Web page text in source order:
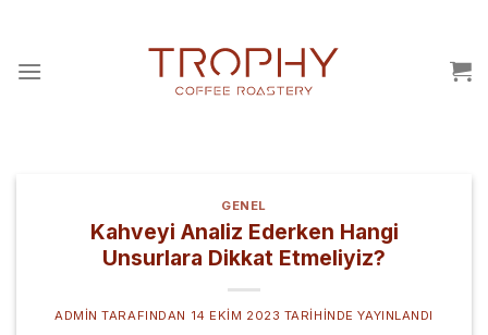
GENEL
Kahveyi Analiz Ederken Hangi
Unsurlara Dikkat Etmeliyiz?
ADMIN TARAFINDAN 14 EKIM 2023 TARIHINDE YAYINLANDI